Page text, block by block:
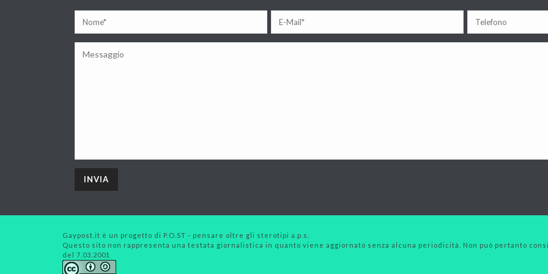
Gaypost.it è un progetto di P.O.ST - pensare oltre gli sterotipi a.p.s.
Questo sito non rappresenta una testata giornalistica in quanto viene aggiornato senza alcuna periodicità. Non può pertanto
del 7.03.2001